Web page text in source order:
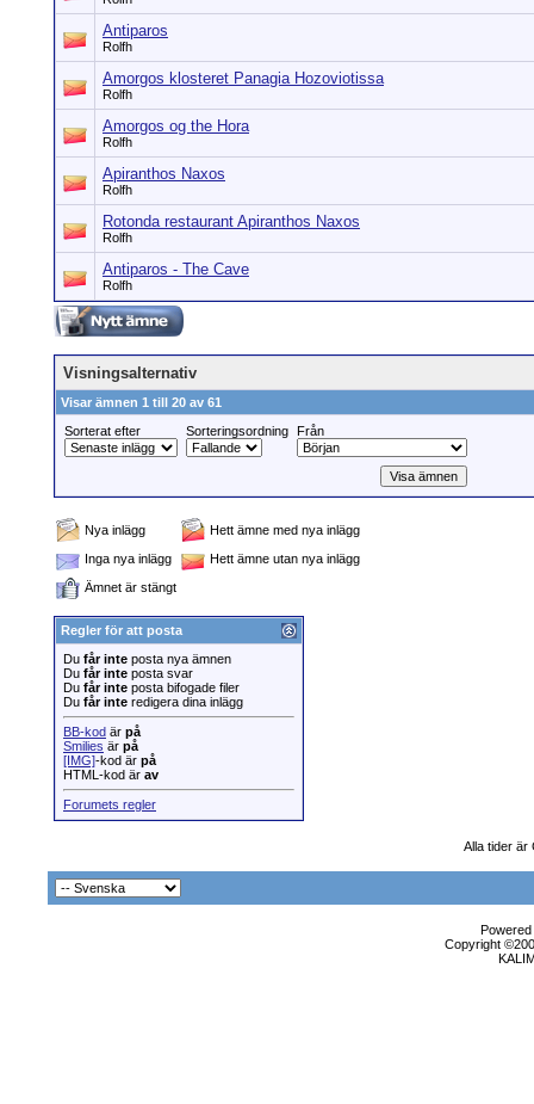
Antiparos
Rolfh
Amorgos klosteret Panagia Hozoviotissa
Rolfh
Amorgos og the Hora
Rolfh
Apiranthos Naxos
Rolfh
Rotonda restaurant Apiranthos Naxos
Rolfh
Antiparos - The Cave
Rolfh
Visningsalternativ
Visar ämnen 1 till 20 av 61
Sorterat efter
Sorteringsordning Från
Nya inlägg
Hett ämne med nya inlägg
Inga nya inlägg
Hett ämne utan nya inlägg
Ämnet är stängt
Regler för att posta
Du får inte posta nya ämnen
Du får inte posta svar
Du får inte posta bifogade filer
Du får inte redigera dina inlägg
BB-kod är på
Smilies är på
[IMG]-kod är på
HTML-kod är av
Forumets regler
Alla tider är
Copyright